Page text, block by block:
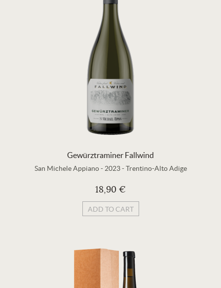
Gewürztraminer Fallwind
San Michele Appiano - 2023-Trentino-Alto Adige
18,90 €
ADD TO CART